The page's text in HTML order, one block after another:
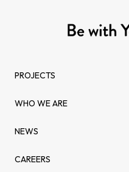
PROJECTS
WHO WE ARE
NEWS
CAREERS